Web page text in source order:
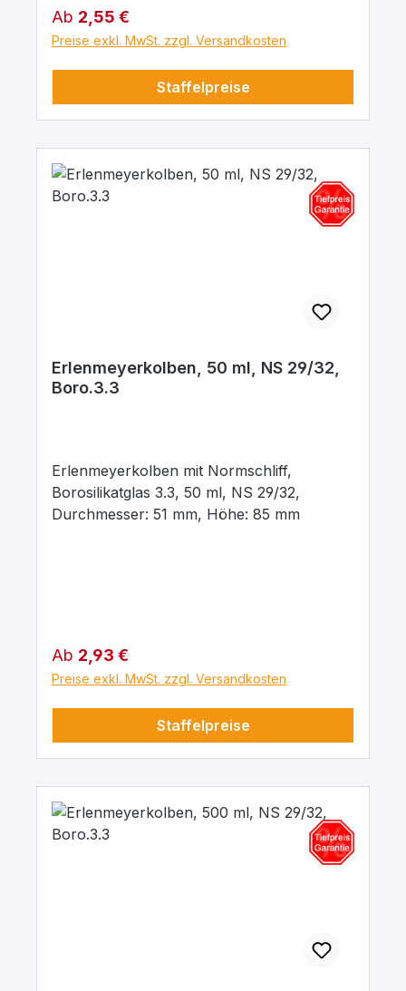
Regulärer Preis:
Ab 2,55 €
Preise exkl. MwSt. zzgl. Versandkosten
Staffelpreise
Erlenmeyerkolben, 50 ml, NS 29/32,
Boro.3.3
Erlenmeyerkolben mit Normschliff,
Borosilikatglas 3.3, 50 ml, NS 29/32,
Durchmesser: 51 mm, Höhe: 85 mm
Regulärer Preis:
Ab 2,93 €
Preise exkl. MwSt. zzgl. Versandkosten
Staffelpreise